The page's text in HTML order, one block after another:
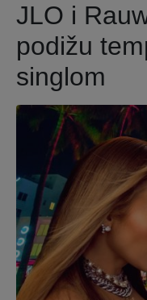
JLO i
podižu
singlom